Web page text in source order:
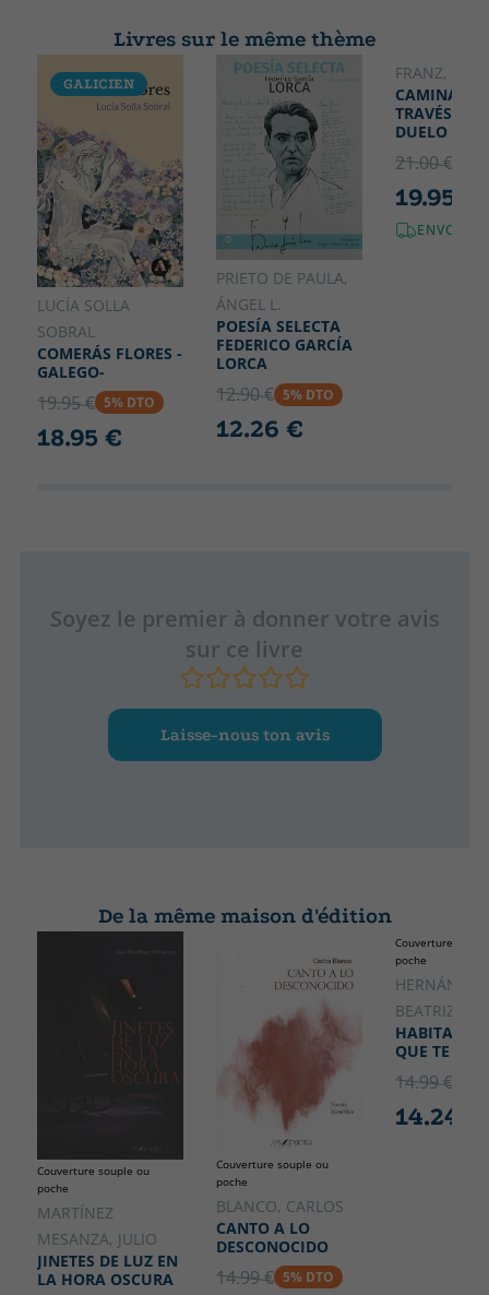
Livres sur le même thème
GALICIEN
LUCÍA SOLLA
SOBRAL
COMERÁS FLORES -
GALEGO-
19.95 € 5% DTO
18.95 €
PRIETO DE PAULA,
ÁNGEL L.
POESÍA SELECTA
FEDERICO GARCÍA
LORCA
12.90 € 5% DTO
12.26 €
FRANZ, LOLA
TRAVÉS DEL
DUELO
21.00 €
19.95 €
ENVOI
Soyez le premier à donner votre avis
sur ce livre
Laisse-nous ton avis
De la même maison d'édition
Couverture souple ou
poche
MARTÍNEZ
MESANZA, JULIO
JINETES DE LUZ EN
LA HORA OSCURA
Couverture souple ou
poche
BLANCO, CARLOS
CANTO A LO
DESCONOCIDO
14.99 € 5% DTO
Couverture
poche
HERNÁNZ
BEATRIZ
HABITARÁS
QUE TE
14.99 €
14.24 €